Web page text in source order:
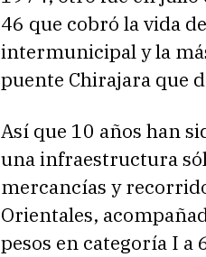
46 que cobró la vida
intermunicipal y la
puente Chirajara que
Así que 10 años han
una infraestructura
mercancías y
Orientales,
pesos en categoría I a